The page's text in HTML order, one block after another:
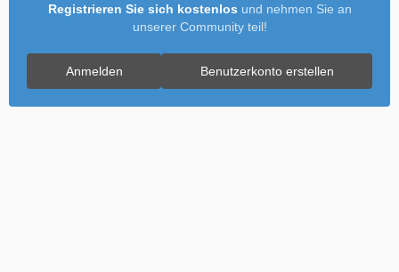
Registrieren Sie sich kostenlos und nehmen Sie an
unserer Community teil!
Benutzerkonto erstellen
Anmelden